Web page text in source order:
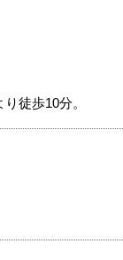
徒歩10分。